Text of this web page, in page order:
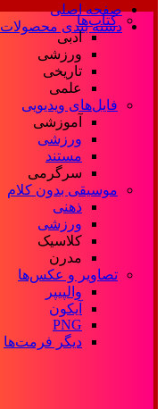
صفحه اصلی
دسته بندی محصولات
کتاب‌ها
ادبی
ورزشی
تاریخی
علمی
فایل‌های ویدیویی
آموزشی
ورزشی
مستند
سرگرمی
موسیقی بدون کلام
ذهنی
ورزشی
کلاسیک
مدرن
تصاویر و عکس‌ها
والپیپر
آیکون
PNG
دیگر فرمت‌ها